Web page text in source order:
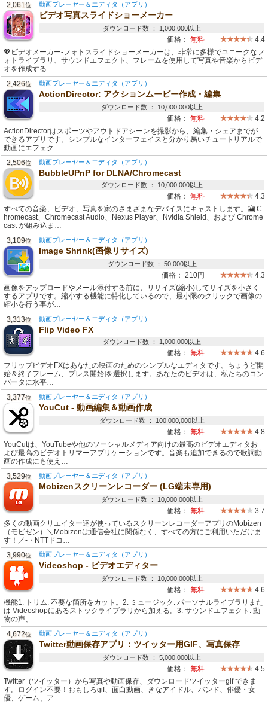
2,061位 動画プレーヤー＆エディタ（アプリ）
ビデオ写真スライドショーメーカー
ダウンロード数 ： 1,000,000以上
価格： 無料
4.4
💖ビデオメーカー-フォトスライドショーメーカーは、非常に多様でユニークなフ
ォトライブラリ、サウンドエフェクト、フレームを使用して写真や音楽からビデ
オを作成する…
2,426位 動画プレーヤー＆エディタ（アプリ）
ActionDirector: アクションムービー作成・編集
ダウンロード数 ： 10,000,000以上
価格： 無料
4.2
ActionDirectorはスポーツやアウトドアシーンを撮影から、編集・シェアまでが
できるアプリです。シンプルなインターフェイスと分かり易いチュートリアルで
動画にエフェク…
2,506位 動画プレーヤー＆エディタ（アプリ）
BubbleUPnP for DLNA/Chromecast
ダウンロード数 ： 10,000,000以上
価格： 無料
4.3
すべての音楽、ビデオ、写真を家のさまざまなデバイスにキャストします。🎦 C
hromecast、Chromecast Audio、Nexus Player、Nvidia Shield、および Chrome
cast が組み込ま…
3,109位 動画プレーヤー＆エディタ（アプリ）
Image Shrink(画像リサイズ)
ダウンロード数 ： 50,000以上
価格： 210円
4.3
画像をアップロードやメール添付する前に、リサイズ(縮小)してサイズを小さく
するアプリです。縮小する機能に特化しているので、最小限のクリックで画像の
縮小を行う事が…
3,313位 動画プレーヤー＆エディタ（アプリ）
Flip Video FX
ダウンロード数 ： 1,000,000以上
価格： 無料
4.6
フリップビデオFXはあなたの映画のためのシンプルなエディタです。ちょうど開
始＆終了フレーム、プレス開始]を選択します。あなたのビデオは、私たちのコン
バータに水平…
3,377位 動画プレーヤー＆エディタ（アプリ）
YouCut - 動画編集＆動画作成
ダウンロード数 ： 100,000,000以上
価格： 無料
4.8
YouCutは、YouTubeや他のソーシャルメディア向けの最高のビデオエディタお
よび最高のビデオトリマーアプリケーションです。音楽も追加できるので歌詞動
画の作成にも使え…
3,529位 動画プレーヤー＆エディタ（アプリ）
Mobizenスクリーンレコーダー (LG端末専用)
ダウンロード数 ： 10,000,000以上
価格： 無料
3.7
多くの動画クリエイター達が使っているスクリーンレコーダーアプリのMobizen
（モビゼン）＼Mobizenは通信会社に関係なく、すべての方にご利用いただけま
す！／-・NTTドコ…
3,990位 動画プレーヤー＆エディタ（アプリ）
Videoshop - ビデオエディター
ダウンロード数 ： 10,000,000以上
価格： 無料
4.6
機能1. トリム: 不要な箇所をカット。2. ミュージック: パーソナルライブラリまた
は Videoshopにあるストックライブラリから加える。3. サウンドエフェクト: 動
物の声、…
4,672位 動画プレーヤー＆エディタ（アプリ）
Twitter動画保存アプリ：ツイッター用GIF、写真保存
ダウンロード数 ： 5,000,000以上
価格： 無料
4.5
Twitter（ツイッター）から写真や動画保存、ダウンロードツイッターgif できま
す。ログイン不要！おもしろgif、面白動画、きなアイドル、バンド、俳優・女
優、ゲーム、ア…